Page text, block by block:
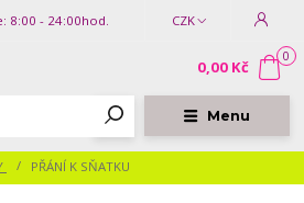
Menu
CZK
8:00 - 24:00hod.
0
0,00 Kč
PŘÁNÍ K SŇATKU